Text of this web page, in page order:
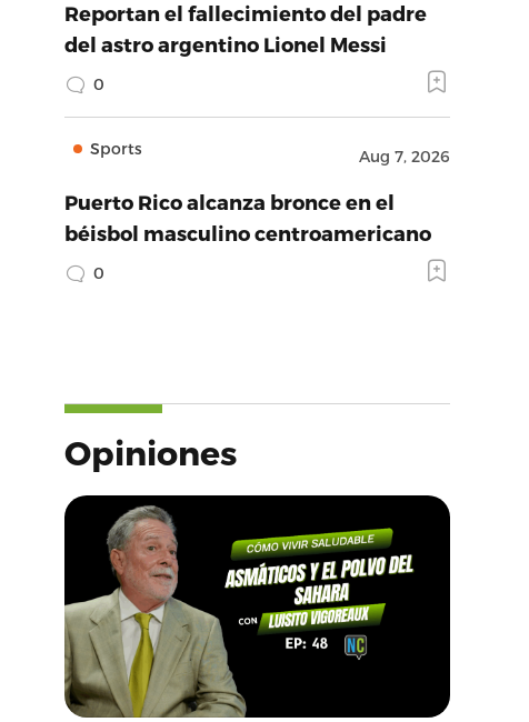
Reportan el fallecimiento del padre
del astro argentino Lionel Messi
0
Sports Aug 7, 2026
Puerto Rico alcanza bronce en el
béisbol masculino centroamericano
0
Opiniones